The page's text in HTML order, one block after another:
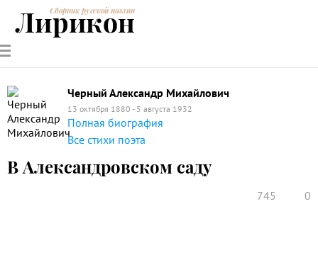
РУССКИЕ
ПОЭТЫ
СОВРЕМЕННИКИЭНЦИКЛОПЕДИЯ
ПОЭЗИИ
Сборник русской поэзии
Лирикон
Черный Александр Михайлович
13 октября 1880 - 5 августа 1932
Полная биография
Все стихи поэта
В Александровском саду
745 0